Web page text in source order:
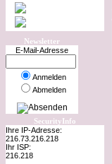
Newsletter
E-Mail-Adresse
Anmelden
Abmelden
SecurityInfo
Ihre IP-Adresse:
216.73.216.218
Ihr ISP:
216.218